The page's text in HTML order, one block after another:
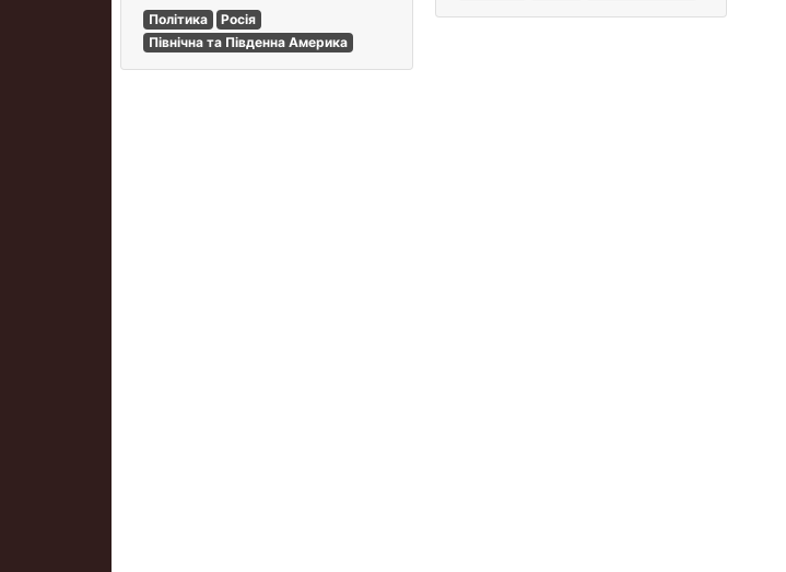
Політика
Росія
Північна та Південна Америка